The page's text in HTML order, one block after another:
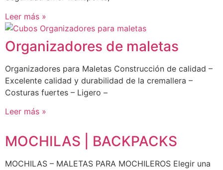
Leer más »
Organizadores de maletas
Organizadores para Maletas Construcción de calidad –
Excelente calidad y durabilidad de la cremallera –
Costuras fuertes – Ligero –
Leer más »
MOCHILAS | BACKPACKS
MOCHILAS – MALETAS PARA MOCHILEROS Elegir una